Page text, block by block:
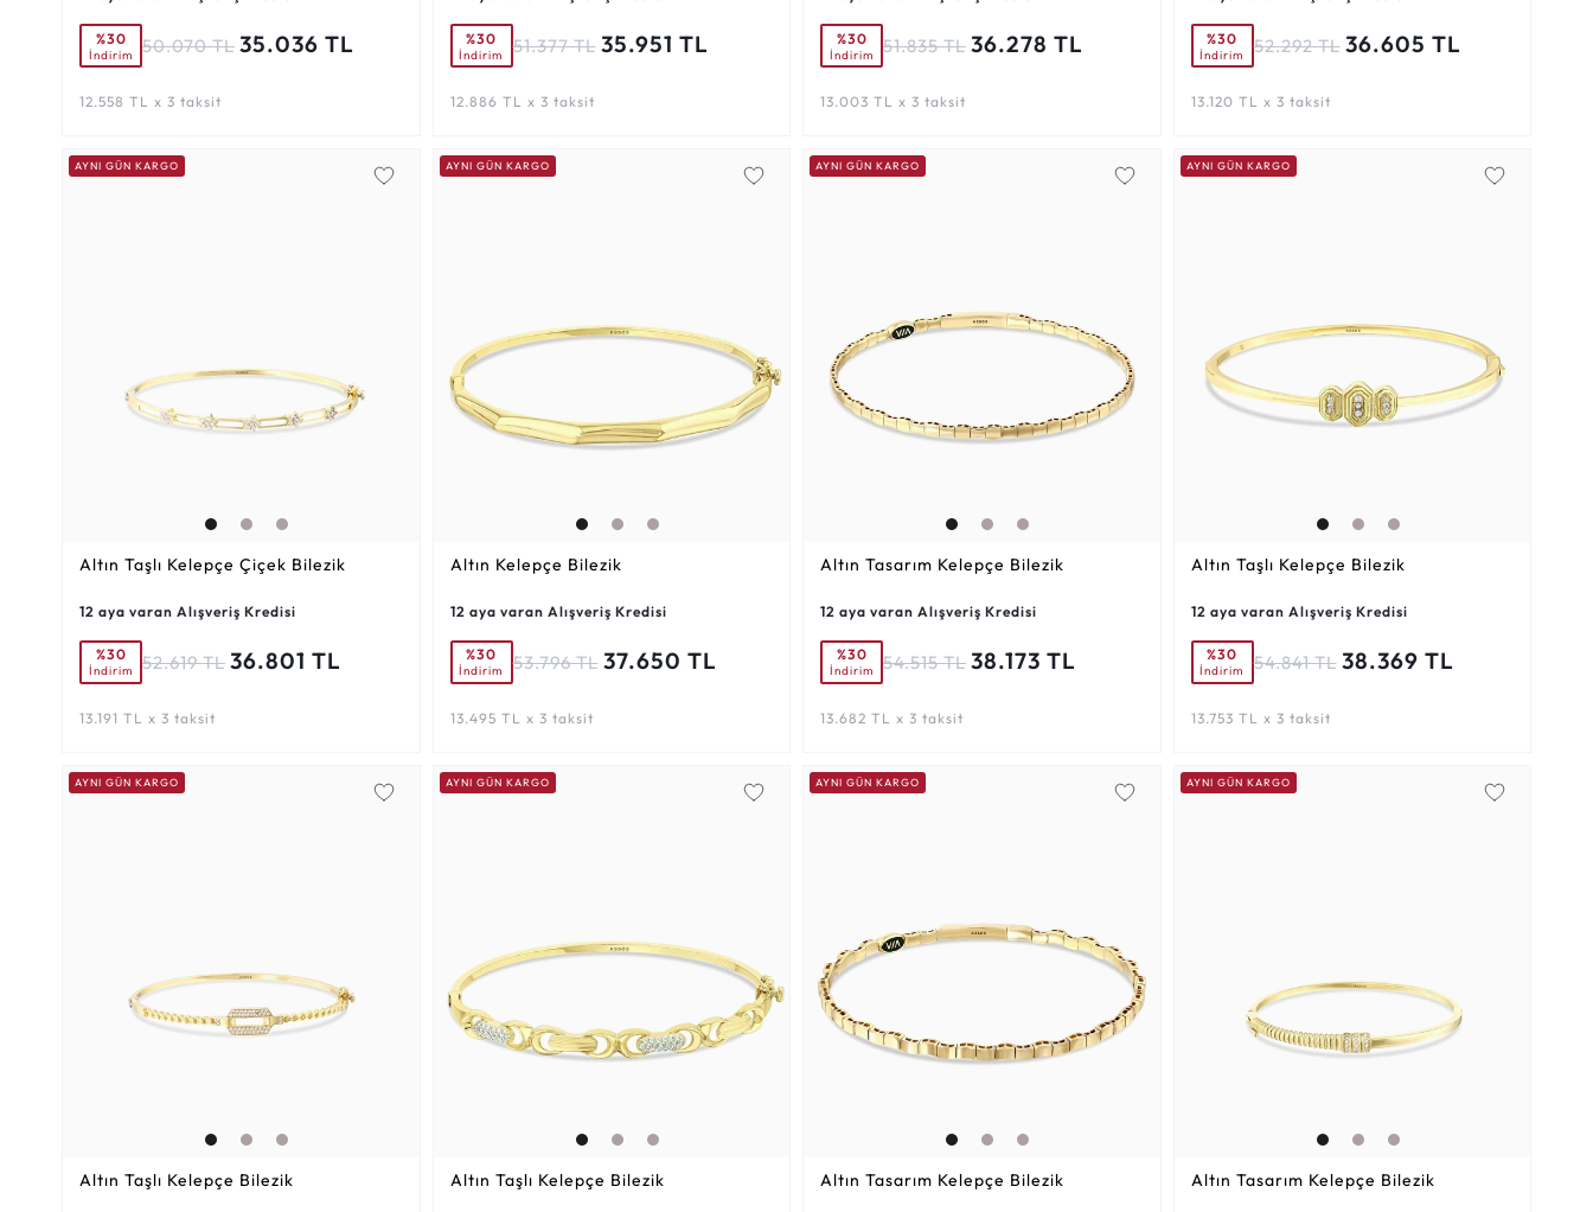
%30
İndirim 50.070 TL 35.036 TL
12.558 TL x 3 taksit
%30
İndirim 51.377 TL 35.951 TL
12.886 TL x 3 taksit
%30
İndirim 51.835 TL 36.278 TL
13.003 TL x 3 taksit
%30
İndirim 52.292 TL 36.605 TL
13.120 TL x 3 taksit
AYNI GÜN KARGO
Altın Taşlı Kelepçe Çiçek Bilezik
12 aya varan Alışveriş Kredisi
%30
İndirim 52.619 TL 36.801 TL
13.191 TL x 3 taksit
AYNI GÜN KARGO
Altın Kelepçe Bilezik
12 aya varan Alışveriş Kredisi
%30
İndirim 53.796 TL 37.650 TL
13.495 TL x 3 taksit
AYNI GÜN KARGO
Altın Tasarım Kelepçe Bilezik
12 aya varan Alışveriş Kredisi
%30
İndirim 54.515 TL 38.173 TL
13.682 TL x 3 taksit
AYNI GÜN KARGO
Altın Taşlı Kelepçe Bilezik
12 aya varan Alışveriş Kredisi
%30
İndirim 54.841 TL 38.369 TL
13.753 TL x 3 taksit
AYNI GÜN KARGO
Altın Taşlı Kelepçe Bilezik
AYNI GÜN KARGO
Altın Taşlı Kelepçe Bilezik
AYNI GÜN KARGO
Altın Tasarım Kelepçe Bilezik
AYNI GÜN KARGO
Altın Tasarım Kelepçe Bilezik